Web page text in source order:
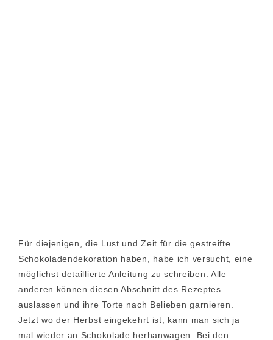
Für diejenigen, die Lust und Zeit für die gestreifte
Schokoladendekoration haben, habe ich versucht, eine
möglichst detaillierte Anleitung zu schreiben. Alle
anderen können diesen Abschnitt des Rezeptes
auslassen und ihre Torte nach Belieben garnieren.
Jetzt wo der Herbst eingekehrt ist, kann man sich ja
mal wieder an Schokolade herhanwagen. Bei den